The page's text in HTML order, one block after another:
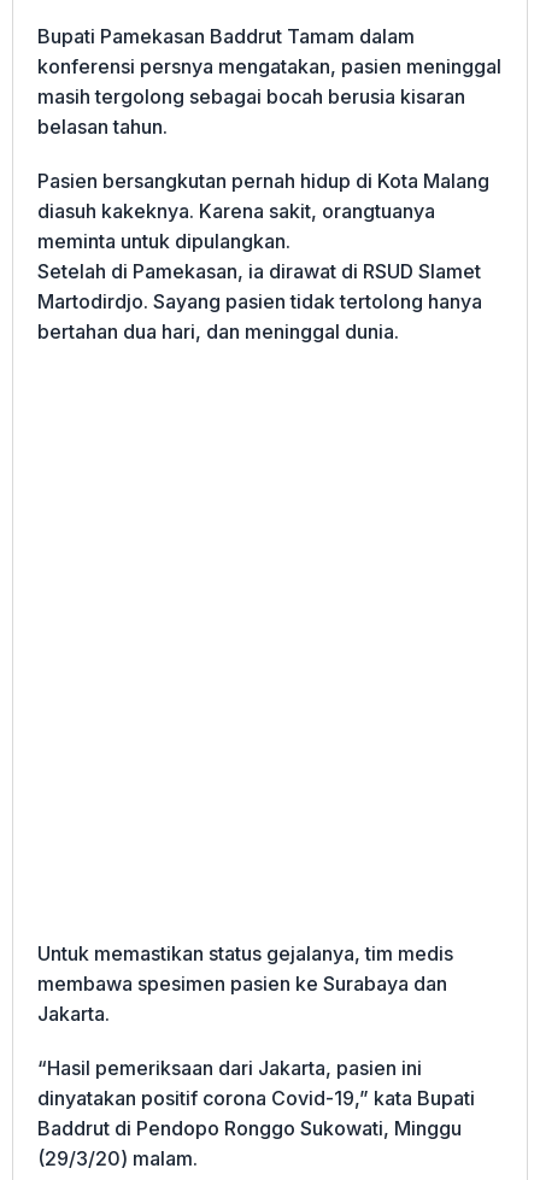
Bupati Pamekasan Baddrut Tamam dalam
konferensi persnya mengatakan, pasien meninggal
masih tergolong sebagai bocah berusia kisaran
belasan tahun.
Pasien bersangkutan pernah hidup di Kota Malang
diasuh kakeknya. Karena sakit, orangtuanya
meminta untuk dipulangkan.
Setelah di Pamekasan, ia dirawat di RSUD Slamet
Martodirdjo. Sayang pasien tidak tertolong hanya
bertahan dua hari, dan meninggal dunia.
Untuk memastikan status gejalanya, tim medis
membawa spesimen pasien ke Surabaya dan
Jakarta.
“Hasil pemeriksaan dari Jakarta, pasien ini
dinyatakan positif corona Covid-19,” kata Bupati
Baddrut di Pendopo Ronggo Sukowati, Minggu
(29/3/20) malam.